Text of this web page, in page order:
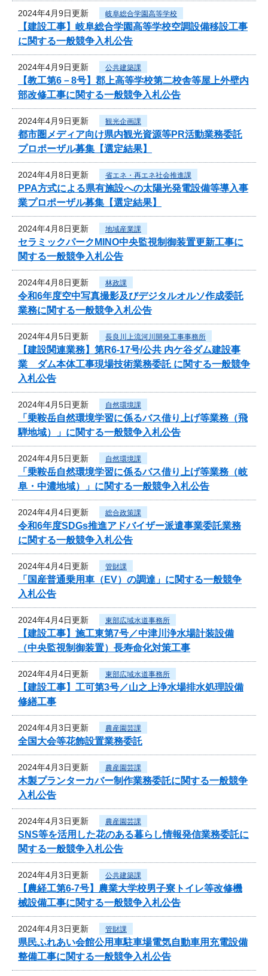
2024年4月9日更新 岐阜総合学園高等学校
【建設工事】岐阜総合学園高等学校空調設備移設工事
に関する一般競争入札公告
2024年4月9日更新 公共建築課
【教工第6－8号】郡上高等学校第二校舎等屋上外壁内
部改修工事に関する一般競争入札公告
2024年4月9日更新 観光企画課
都市圏メディア向け県内観光資源等PR活動業務委託
プロポーザル募集【選定結果】
2024年4月8日更新 省エネ・再エネ社会推進課
PPA方式による県有施設への太陽光発電設備等導入事
業プロポーザル募集【選定結果】
2024年4月8日更新 地域産業課
セラミックパークMINO中央監視制御装置更新工事に
関する一般競争入札公告
2024年4月8日更新 林政課
令和6年度空中写真撮影及びデジタルオルソ作成委託
業務に関する一般競争入札公告
2024年4月5日更新 長良川上流河川開発工事事務所
【建設関連業務】第R6-17号/公共 内ケ谷ダム建設事
業 ダム本体工事現場技術業務委託 に関する一般競争
入札公告
2024年4月5日更新 自然環境課
「乗鞍岳自然環境学習に係るバス借り上げ等業務（飛
騨地域）」に関する一般競争入札公告
2024年4月5日更新 自然環境課
「乗鞍岳自然環境学習に係るバス借り上げ等業務（岐
阜・中濃地域）」に関する一般競争入札公告
2024年4月4日更新 総合政策課
令和6年度SDGs推進アドバイザー派遣事業委託業務
に関する一般競争入札公告
2024年4月4日更新 管財課
「国産普通乗用車（EV）の調達」に関する一般競争
入札公告
2024年4月4日更新 東部広域水道事務所
【建設工事】施工東第7号／中津川浄水場計装設備
（中央監視制御装置）長寿命化対策工事
2024年4月4日更新 東部広域水道事務所
【建設工事】工可第3号／山之上浄水場排水処理設備
修繕工事
2024年4月3日更新 農産園芸課
全国大会等花飾設置業務委託
2024年4月3日更新 農産園芸課
木製プランターカバー制作業務委託に関する一般競争
入札公告
2024年4月3日更新 農産園芸課
SNS等を活用した花のある暮らし情報発信業務委託に
関する一般競争入札公告
2024年4月3日更新 公共建築課
【農経工第6-7号】農業大学校男子寮トイレ等改修機
械設備工事に関する一般競争入札公告
2024年4月3日更新 管財課
県民ふれあい会館公用車駐車場電気自動車用充電設備
整備工事に関する一般競争入札公告